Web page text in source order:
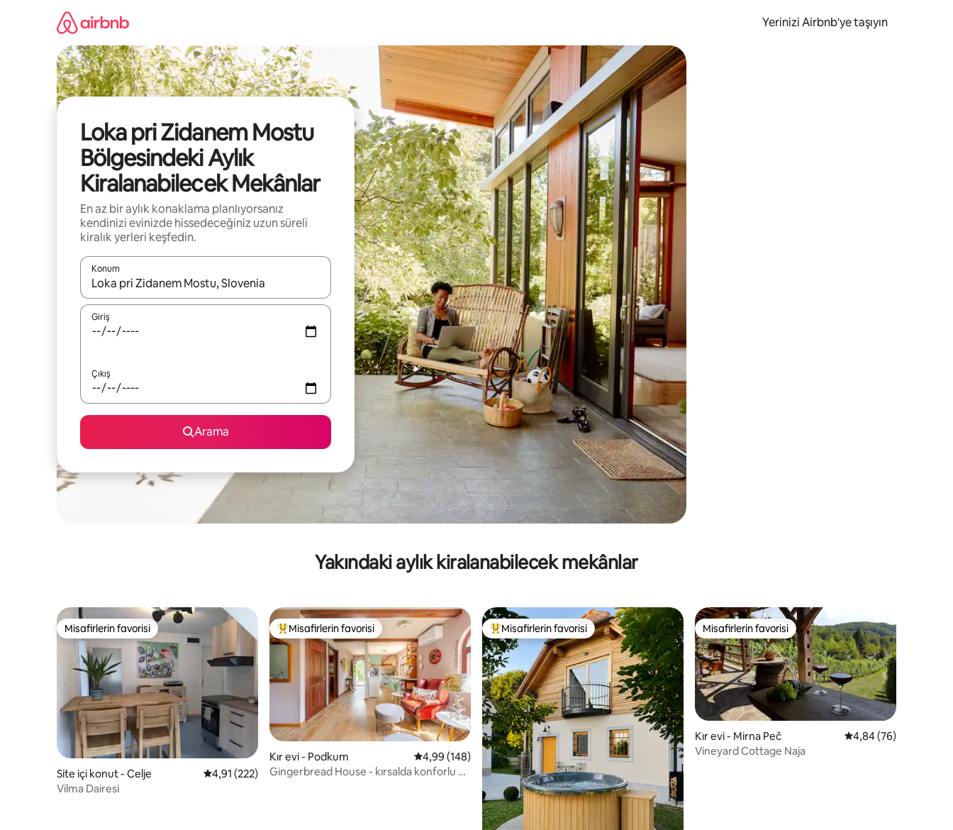
Yerinizi Airbnb'ye taşıyın
Loka pri Zidanem Mostu
Bölgesindeki Aylık
Kiralanabilecek Mekânlar
En az bir aylık konaklama planlıyorsanız
kendinizi evinizde hissedeceğiniz uzun süreli
kiralık yerleri keşfedin.
Konum
Sonuçlar kullanılabilir olduğunda yukarı ve aşağı oklarıyla gezinin veya dokunarak ya da kaydırma hareketleriyle keşfedin.
Giriş
Çıkış
Arama
Yakındaki aylık kiralanabilecek mekânlar
Misafirlerin favorisi
Misafirlerin favorisi
Site içi konut - Celje 5 üzerinden ortalama 4,91 puan, 222 değerlendirme
4,91 (222)
Vilma Dairesi
Misafirlerin favorilerinden en beğenilenler arasında
Misafirlerin favorisi
Kır evi - Podkum 5 üzerinden ortalama 4,99 puan, 148 değerlendirme
4,99 (148)
Gingerbread House - kırsalda konforlu bir
Misafirlerin favorilerinden en beğenilenler arasında
Misafirlerin favorisi Misafirlerin favorisi
Misafirlerin favorisi
Kır evi - Mirna Peč 5 üzerinden ortalama
4,84 (76)
Vineyard Cottage Naja